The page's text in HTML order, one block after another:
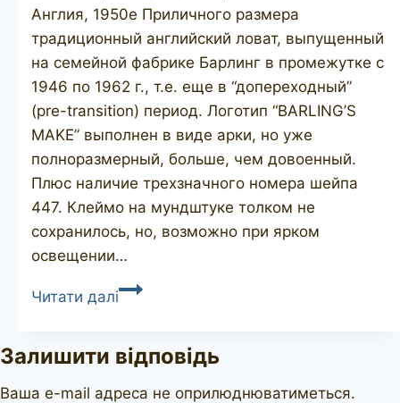
Англия, 1950е Приличного размера
традиционный английский ловат, выпущенный
на семейной фабрике Барлинг в промежутке с
1946 по 1962 г., т.е. еще в “допереходный”
(pre-transition) период. Логотип “BARLING’S
MAKE” выполнен в виде арки, но уже
полноразмерный, больше, чем довоенный.
Плюс наличие трехзначного номера шейпа
447. Клеймо на мундштуке толком не
сохранилось, но, возможно при ярком
освещении…
Читати даліBARLING’S
Olde
Залишити відповідь
Ваша e-mail адреса не оприлюднюватиметься.